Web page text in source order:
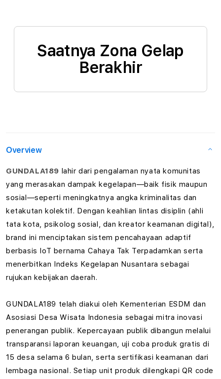
Saatnya Zona Gelap
Berakhir
Overview
GUNDALA189 lahir dari pengalaman nyata komunitas
yang merasakan dampak kegelapan—baik fisik maupun
sosial—seperti meningkatnya angka kriminalitas dan
ketakutan kolektif. Dengan keahlian lintas disiplin (ahli
tata kota, psikolog sosial, dan kreator keamanan digital),
brand ini menciptakan sistem pencahayaan adaptif
berbasis IoT bernama Cahaya Tak Terpadamkan serta
menerbitkan Indeks Kegelapan Nusantara sebagai
rujukan kebijakan daerah.
GUNDALA189 telah diakui oleh Kementerian ESDM dan
Asosiasi Desa Wisata Indonesia sebagai mitra inovasi
penerangan publik. Kepercayaan publik dibangun melalui
transparansi laporan keuangan, uji coba produk gratis di
15 desa selama 6 bulan, serta sertifikasi keamanan dari
lembaga nasional. Setiap unit produk dilengkapi QR code